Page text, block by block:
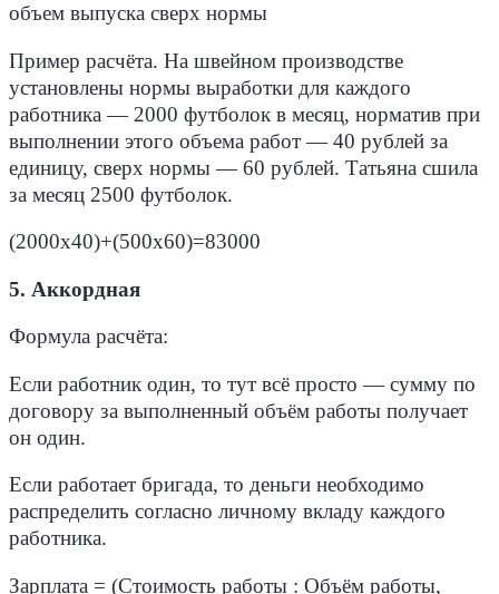
объем выпуска сверх нормы
Пример расчёта. На швейном производстве
установлены нормы выработки для каждого
работника — 2000 футболок в месяц, норматив при
выполнении этого объема работ — 40 рублей за
единицу, сверх нормы — 60 рублей. Татьяна сшила
за месяц 2500 футболок.
(2000х40)+(500х60)=83000
5. Аккордная
Формула расчёта:
Если работник один, то тут всё просто — сумму по
договору за выполненный объём работы получает
он один.
Если работает бригада, то деньги необходимо
распределить согласно личному вкладу каждого
работника.
Зарплата = (Стоимость работы : Объём работы,